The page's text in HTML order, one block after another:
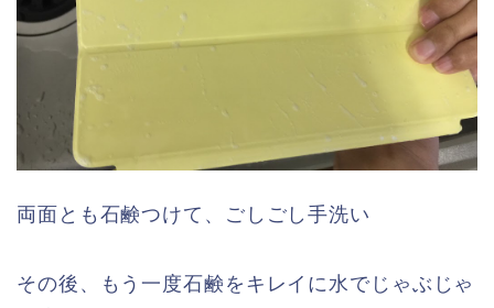
両面とも石鹸つけて、ごしごし手洗い
その後、もう一度石鹸をキレイに水でじゃぶじゃ